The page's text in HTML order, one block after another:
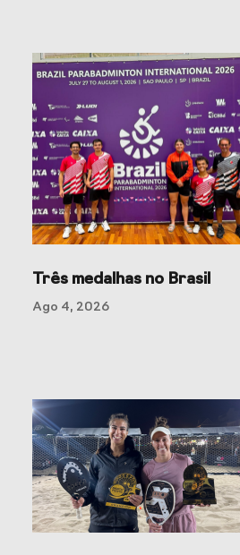
Três medalhas no Brasil
Ago 4, 2026